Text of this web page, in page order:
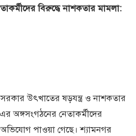
বিরুদ্ধে নাশকতার মামলা:
সরকার উৎখাতের ষড়যন্ত্র ও নাশকতার
অঙ্গসংগঠনের নেতাকর্মীদের
পাওয়া গেছে। শ্যামনগর